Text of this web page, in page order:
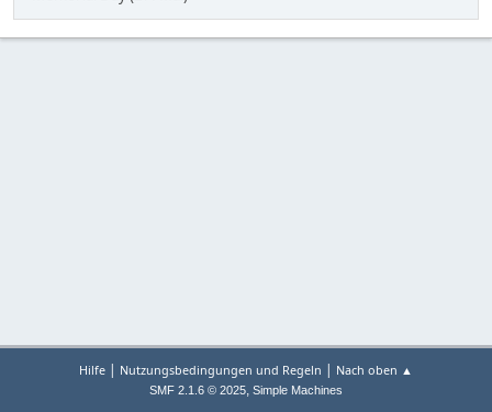
Hilfe | Nutzungsbedingungen und Regeln | Nach oben ▲
SMF 2.1.6 © 2025, Simple Machines